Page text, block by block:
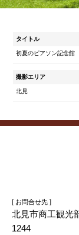
タイトル
初夏のピアソン記念館
撮影エリア
北見
[ お問合せ先 ]
北見市商工観光
1244